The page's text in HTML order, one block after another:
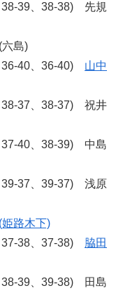
39、38-38) 先規
島)
40、36-40) 山中
37、38-37) 祝井
40、38-39) 中島
37、39-37) 浅原
路木下)
38、37-38)
脇田
39、39-38) 田島